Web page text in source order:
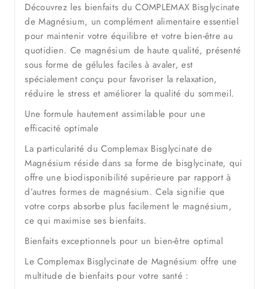
Découvrez les bienfaits du COMPLEMAX Bisglycinate
de Magnésium, un complément alimentaire essentiel
pour maintenir votre équilibre et votre bien-être au
quotidien. Ce magnésium de haute qualité, présenté
sous forme de gélules faciles à avaler, est
spécialement conçu pour favoriser la relaxation,
réduire le stress et améliorer la qualité du sommeil.
Une formule hautement assimilable pour une
efficacité optimale
La particularité du Complemax Bisglycinate de
Magnésium réside dans sa forme de bisglycinate, qui
offre une biodisponibilité supérieure par rapport à
d’autres formes de magnésium. Cela signifie que
votre corps absorbe plus facilement le magnésium,
ce qui maximise ses bienfaits.
Bienfaits exceptionnels pour un bien-être optimal
Le Complemax Bisglycinate de Magnésium offre une
multitude de bienfaits pour votre santé :